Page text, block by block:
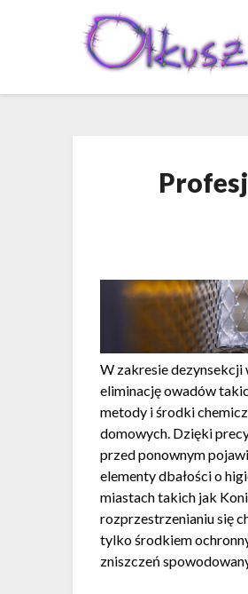
W zakresie dezynsekcji
eliminację owadów
metody i środki
domowych. Dzięki
przed ponownym
elementy dbałości o
miastach takich jak
rozprzestrzenianiu się
tylko środkiem
zniszczeń